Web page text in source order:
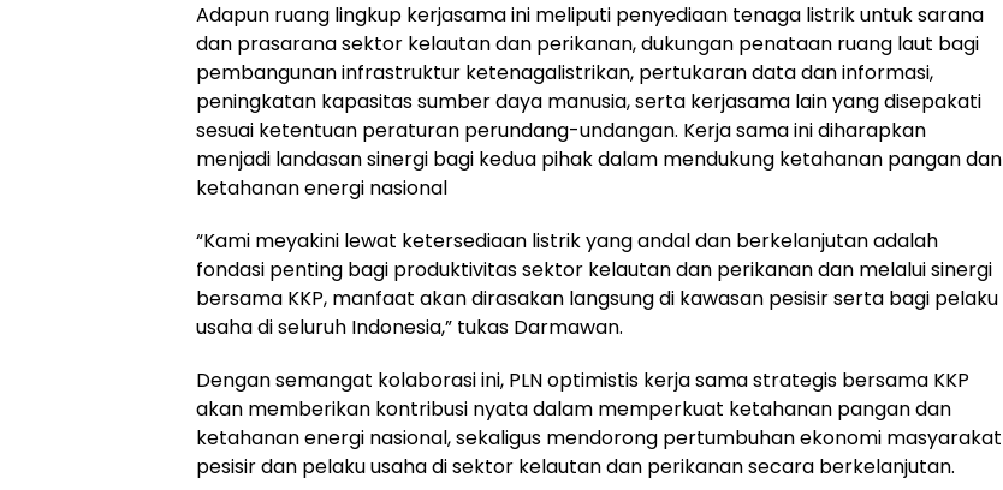
Adapun ruang lingkup kerjasama ini meliputi penyediaan tenaga listrik untuk sarana
dan prasarana sektor kelautan dan perikanan, dukungan penataan ruang laut bagi
pembangunan infrastruktur ketenagalistrikan, pertukaran data dan informasi,
peningkatan kapasitas sumber daya manusia, serta kerjasama lain yang disepakati
sesuai ketentuan peraturan perundang-undangan. Kerja sama ini diharapkan
menjadi landasan sinergi bagi kedua pihak dalam mendukung ketahanan pangan dan
ketahanan energi nasional
“Kami meyakini lewat ketersediaan listrik yang andal dan berkelanjutan adalah
fondasi penting bagi produktivitas sektor kelautan dan perikanan dan melalui sinergi
bersama KKP, manfaat akan dirasakan langsung di kawasan pesisir serta bagi pelaku
usaha di seluruh Indonesia,” tukas Darmawan.
Dengan semangat kolaborasi ini, PLN optimistis kerja sama strategis bersama KKP
akan memberikan kontribusi nyata dalam memperkuat ketahanan pangan dan
ketahanan energi nasional, sekaligus mendorong pertumbuhan ekonomi masyarakat
pesisir dan pelaku usaha di sektor kelautan dan perikanan secara berkelanjutan.